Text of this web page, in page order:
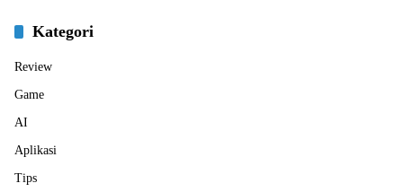
Kategori
Review
Game
AI
Aplikasi
Tips